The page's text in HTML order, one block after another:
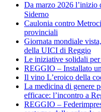
Da marzo 2026
Siderno
Caulonia contro
provinciali
Giornata mondiale
della UICI di Reggio
Le iniziative solidali
REGGIO – Installato
Il vino L’eroico della
La medicina di genere
efficace: l’incontro a
REGGIO –